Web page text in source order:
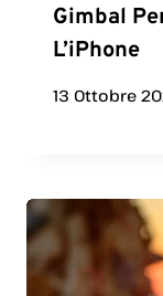
Gimbal
L’iPhone
13 Ottobre